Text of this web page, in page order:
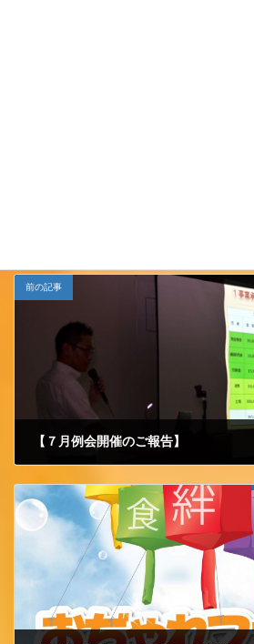
前の記事
【７月例会開催のご報告】